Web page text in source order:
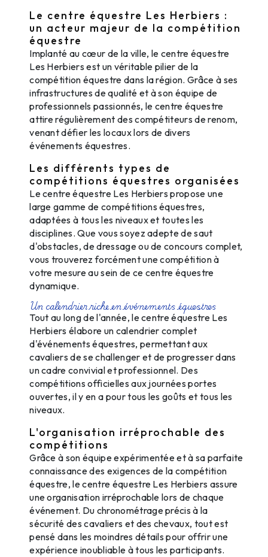
Le centre équestre Les Herbiers :
un acteur majeur de la compétition
équestre
Implanté au cœur de la ville, le centre équestre
Les Herbiers est un véritable pilier de la
compétition équestre dans la région. Grâce à ses
infrastructures de qualité et à son équipe de
professionnels passionnés, le centre équestre
attire régulièrement des compétiteurs de renom,
venant défier les locaux lors de divers
événements équestres.
Les différents types de
compétitions équestres organisées
Le centre équestre Les Herbiers propose une
large gamme de compétitions équestres,
adaptées à tous les niveaux et toutes les
disciplines. Que vous soyez adepte de saut
d'obstacles, de dressage ou de concours complet,
vous trouverez forcément une compétition à
votre mesure au sein de ce centre équestre
dynamique.
Un calendrier riche en événements équestres
Tout au long de l'année, le centre équestre Les
Herbiers élabore un calendrier complet
d'événements équestres, permettant aux
cavaliers de se challenger et de progresser dans
un cadre convivial et professionnel. Des
compétitions officielles aux journées portes
ouvertes, il y en a pour tous les goûts et tous les
niveaux.
L'organisation irréprochable des
compétitions
Grâce à son équipe expérimentée et à sa parfaite
connaissance des exigences de la compétition
équestre, le centre équestre Les Herbiers assure
une organisation irréprochable lors de chaque
événement. Du chronométrage précis à la
sécurité des cavaliers et des chevaux, tout est
pensé dans les moindres détails pour offrir une
expérience inoubliable à tous les participants.